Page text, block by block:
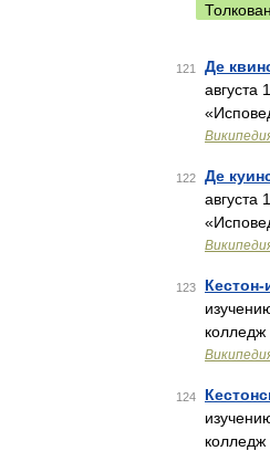
121 Де
августа
122 Де
августа
123
124